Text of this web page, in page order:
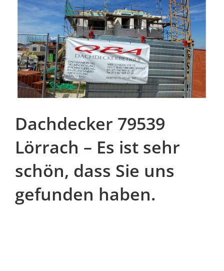
Dachdecker 79539
Lörrach – Es ist sehr
schön, dass Sie uns
gefunden haben.